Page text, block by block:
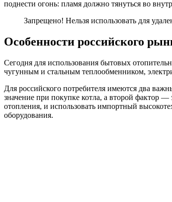
поднести огонь: пламя должно тянуться во
Запрещено! Нельзя использовать для
Особенности российского
Сегодня для использования бытовых
чугунным и стальным теплообменником,
Для российского потребителя имеются два
значение при покупке котла, а второй фактор
отопления, и использовать импортный
оборудования.